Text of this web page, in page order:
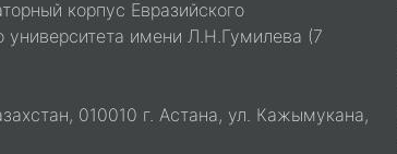
корпус Евразийского
университета имени Л.Н.Гумилева (7
010010 г. Астана, ул. Кажымукана,